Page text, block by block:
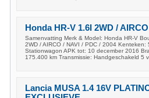
Honda HR-V 1.6I 2WD /
Samenvatting Merk & Model: Honda HR-V
2WD / AIRCO / NAVI / PDC / 2004 Kenteken:
Stationwagon APK tot: 10 december 2016
175.400 km Transmissie: Handgeschakeld 5 v
Lancia MUSA 1.4 16V